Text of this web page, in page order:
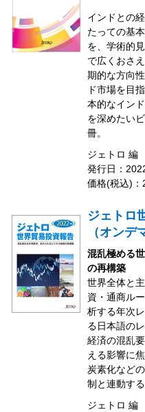
インドとの
たっての基
を、学術的
で広くおさ
期的な方向
ド市場を目
本的なイン
を深めたい
冊。
ジェトロ 編
発行日：
価格(税込)：
ジェトロ
（オンデ
混乱極める
の再構築
世界全体と
資・通商ル
析する年次
る日本語の
経済の混乱
える影響に
炭素化など
制と連動す
ジェトロ 編